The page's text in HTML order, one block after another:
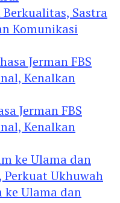
Sastra
Komunikasi
Jerman FBS
Kenalkan
ke Ulama dan